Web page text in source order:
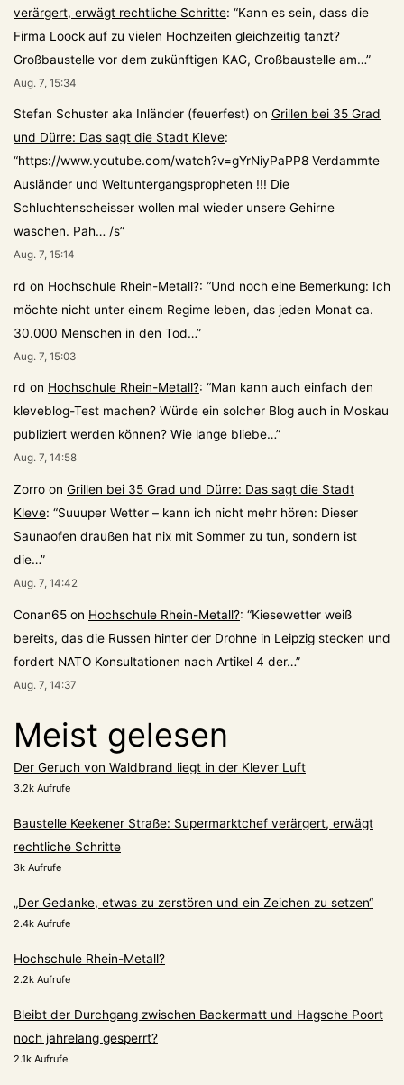
verärgert, erwägt rechtliche Schritte: “Kann es sein, dass die
Firma Loock auf zu vielen Hochzeiten gleichzeitig tanzt?
Großbaustelle vor dem zukünftigen KAG, Großbaustelle am…”
Aug. 7, 15:34
Stefan Schuster aka Inländer (feuerfest) on Grillen bei 35 Grad
und Dürre: Das sagt die Stadt Kleve:
“https://www.youtube.com/watch?v=gYrNiyPaPP8 Verdammte
Ausländer und Weltuntergangspropheten !!! Die
Schluchtenscheisser wollen mal wieder unsere Gehirne
waschen. Pah… /s”
Aug. 7, 15:14
rd on Hochschule Rhein-Metall?: “Und noch eine Bemerkung: Ich
möchte nicht unter einem Regime leben, das jeden Monat ca.
30.000 Menschen in den Tod…”
Aug. 7, 15:03
rd on Hochschule Rhein-Metall?: “Man kann auch einfach den
kleveblog-Test machen? Würde ein solcher Blog auch in Moskau
publiziert werden können? Wie lange bliebe…”
Aug. 7, 14:58
Zorro on Grillen bei 35 Grad und Dürre: Das sagt die Stadt
Kleve: “Suuuper Wetter – kann ich nicht mehr hören: Dieser
Saunaofen draußen hat nix mit Sommer zu tun, sondern ist
die…”
Aug. 7, 14:42
Conan65 on Hochschule Rhein-Metall?: “Kiesewetter weiß
bereits, das die Russen hinter der Drohne in Leipzig stecken und
fordert NATO Konsultationen nach Artikel 4 der…”
Aug. 7, 14:37
Meist gelesen
Der Geruch von Waldbrand liegt in der Klever Luft
3.2k Aufrufe
Baustelle Keekener Straße: Supermarktchef verärgert, erwägt
rechtliche Schritte
3k Aufrufe
„Der Gedanke, etwas zu zerstören und ein Zeichen zu setzen“
2.4k Aufrufe
Hochschule Rhein-Metall?
2.2k Aufrufe
Bleibt der Durchgang zwischen Backermatt und Hagsche Poort
noch jahrelang gesperrt?
2.1k Aufrufe